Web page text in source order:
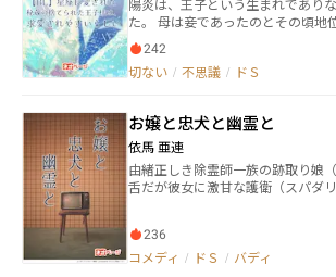
の中でひとり、まるで命を削るよ
き続ける、不思議な青年と出会う
ェン・エドフェルト。 菫色の髪を
国、第一王位継承者であった。 「この花を見つけたき
みは、からっぽだ。 きみは、おれ
ノーアはまだ知らない。 花果の国
する」ということがどういう結末を
て、スヴェンもまだ知らない。 ノ
てこの国を訪れた本当の目的と、
――――。 この恋は、実らせていいものなのか。 切な
トニックボーイズラブ、開幕。 （全
ボーイズラブタグをお借りしてい
ラトニックです。 関係性の進展に
陽炎は、王子という生まれであり
た。 母は妾であったのとその頃地位がなく、泣く泣く
母に捨てられた。陽炎はその後盗
り。その後奴隷として売られる。
直前の日に、不思議な妖術の道具を
たのは鴉座の男だった。 星座には
があり――鴉座は愛属性という、無条
注ぎ主人へ恋する性質を持って生
裏切らない、星座だけは無条件に
て陽炎は、さみしがり屋の性質を
惑がありながら。 ――――貴方のために、この身はど
こまでも残酷になれるんですよ。 道具は裏切らない、
道具だけは陽炎の味方だとすり込ま
242
切ない / 不思議 / ドＳ
お嬢と忠犬と幽霊と
依馬 亜連
由緒正しき除霊師一族の跡取り娘
舌だが彼女に激甘な護衛（スパダ
になろうにも掲載中です）
236
コメディ / ドＳ / バディ